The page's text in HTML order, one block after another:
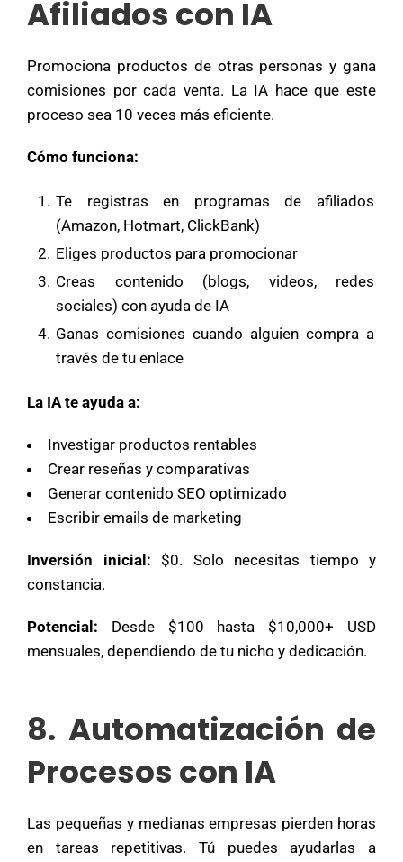
Afiliados con IA
Promociona productos de otras personas y gana
comisiones por cada venta. La IA hace que este
proceso sea 10 veces más eficiente.
Cómo funciona:
Te registras en programas de afiliados
(Amazon, Hotmart, ClickBank)
Eliges productos para promocionar
Creas contenido (blogs, videos, redes
sociales) con ayuda de IA
Ganas comisiones cuando alguien compra a
través de tu enlace
La IA te ayuda a:
Investigar productos rentables
Crear reseñas y comparativas
Generar contenido SEO optimizado
Escribir emails de marketing
Inversión inicial: $0. Solo necesitas tiempo y
constancia.
Potencial: Desde $100 hasta $10,000+ USD
mensuales, dependiendo de tu nicho y dedicación.
8. Automatización de
Procesos con IA
Las pequeñas y medianas empresas pierden horas
en tareas repetitivas. Tú puedes ayudarlas a